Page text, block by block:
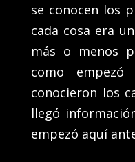
se conocen los
cada cosa era
más o menos
como
conocieron los
llegó
empezó aquí